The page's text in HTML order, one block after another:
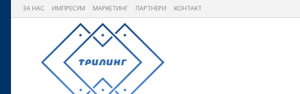
ЗА НАС ИМПРЕСУМ МАРКЕТИНГ ПАРТНЕРИ КОНТАКТ